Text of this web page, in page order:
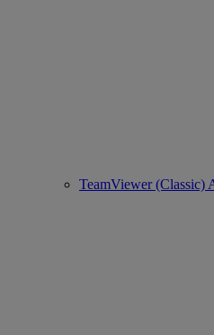
TeamViewer (Classic)